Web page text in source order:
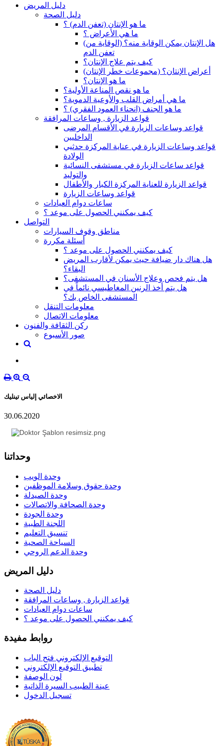
دليل المريض
دليل الصحة
ما هو الإنتان (تعفن الدم) ؟
ما هي الأعراض ؟
(هل الإنتان يمكن الوقاية منه؟ (الوقاية من
تعفن الدم
كيف يتم علاج الإنتان؟
(أعراض الإنتان؟ (مجموعات خطر الإنتان
ما هو الإنتان؟
ما هو نقص المناعة الأولية؟
ما هي أمراض القلب والأوعية الدموية؟
ما هو الجنف (انحناء العمود الفقري) ؟
قواعد الزيارة , وساعات المرافقة
قواعد وساعات الزيارة في الأقسام المرضى
الداخليين
قواعد وساعات الزيارة في عناية المركزة حدثيي
الولادة
قواعد ساعات الزيارة في مستشفى النسائية
والتوليد
قواعد الزيارة للعناية المركزة الكبار والأطفال
قواعد وساعات الزيارة
ساعات دوام العيادات
كيف يمكنني الحصول على موعد ؟
التواصل
مناطق وقوف السيارات
أسئلة مكررة
كيف يمكنني الحصول على موعد ؟
هل هناك دار ضيافة حيث يمكن لأقارب المريض
البقاء؟
هل يتم فحص وعلاج الأسنان في المستشفى؟
هل يتم أخذ الرنين المغاطيسي نائماً في
المستشفى الخاص بك؟
معلومات التنقل
معلومات الاتصال
ركن الثقافة والفنون
صور الأسبوع
الاخصائي إلياس تينليك
30.06.2020
وحداتنا
وحدة الويب
وحدة حقوق وسلامة الموظفين
وحدة الصيدلة
وحدة الصحافة والاتصالات
وحدة الجودة
اللجنة الطبية
تنسيق التعليم
السياحة الصحية
وحدة الدعم الروحي
دليل المريض
دليل الصحة
قواعد الزيارة , وساعات المرافقة
ساعات دوام العيادات
كيف يمكنني الحصول على موعد ؟
روابط مفيدة
التوقيع الإلكتروني فتح الباب
تطبيق التوقيع الإلكتروني
لون الوصفة
عينة الطبيب السيرة الذاتية
تسجيل الدخول